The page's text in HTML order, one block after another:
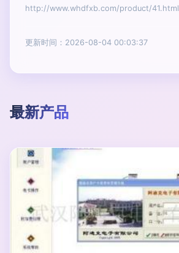
http://www.whdfxb.com/product/41.html
更新时间：2026-08-04 00:03:37
最新产品